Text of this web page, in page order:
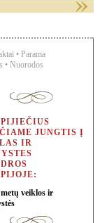
• Parama
• Nuorodos
JUNGTIS Į
IR
metų veiklos ir